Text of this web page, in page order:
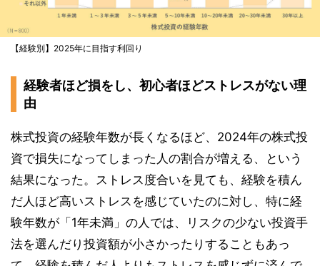
【経験別】2025年に目指す利回り
経験者ほど損をし、初心者ほどストレスがない理
由
株式投資の経験年数が長くなるほど、2024年の株式投
資で損失になってしまった人の割合が増える、という
結果になった。ストレス度合いを見ても、経験を積ん
だ人ほど高いストレスを感じていたのに対し、特に経
験年数が「1年未満」の人では、リスクの少ない投資手
法を選んだり投資額が小さかったりすることもあっ